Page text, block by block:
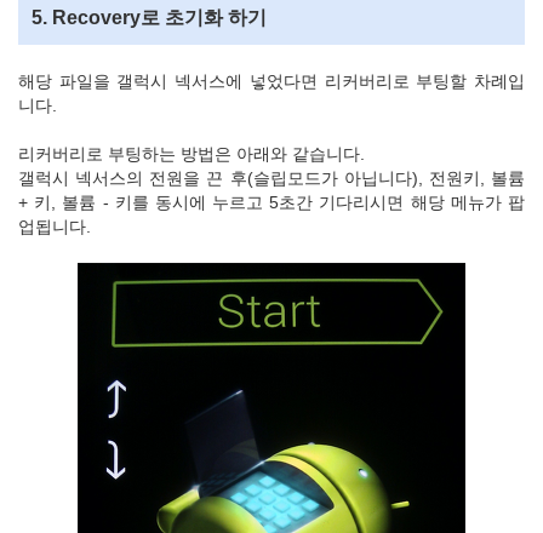
5. Recovery로 초기화 하기
해당 파일을 갤럭시 넥서스에 넣었다면 리커버리로 부팅할 차례입
니다.
리커버리로 부팅하는 방법은 아래와 같습니다.
갤럭시 넥서스의 전원을 끈 후(슬립모드가 아닙니다), 전원키, 볼륨
+ 키, 볼륨 - 키를 동시에 누르고 5초간 기다리시면 해당 메뉴가 팝
업됩니다.